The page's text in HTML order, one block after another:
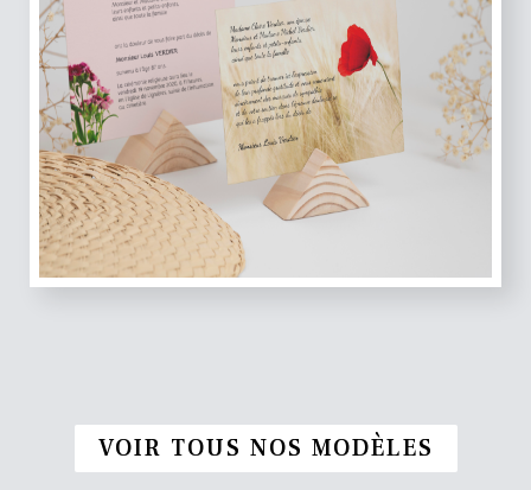
VOIR TOUS NOS MODÈLES